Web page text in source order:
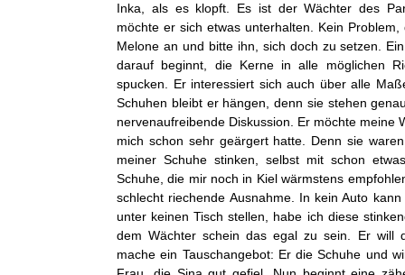
Inka, als es klopft. Es ist der Wächter des
möchte er sich etwas unterhalten. Kein
Melone an und bitte ihn, sich doch zu setzen.
darauf beginnt, die Kerne in alle möglichen
spucken. Er interessiert sich auch über alle
Schuhen bleibt er hängen, denn sie stehen
nervenaufreibende Diskussion. Er möchte meine
mich schon sehr geärgert hatte. Denn sie
meiner Schuhe stinken, selbst mit schon
Schuhe, die mir noch in Kiel wärmstens
schlecht riechende Ausnahme. In kein Auto
unter keinen Tisch stellen, habe ich diese
dem Wächter schein das egal zu sein. Er will
mache ein Tauschangebot: Er die Schuhe und